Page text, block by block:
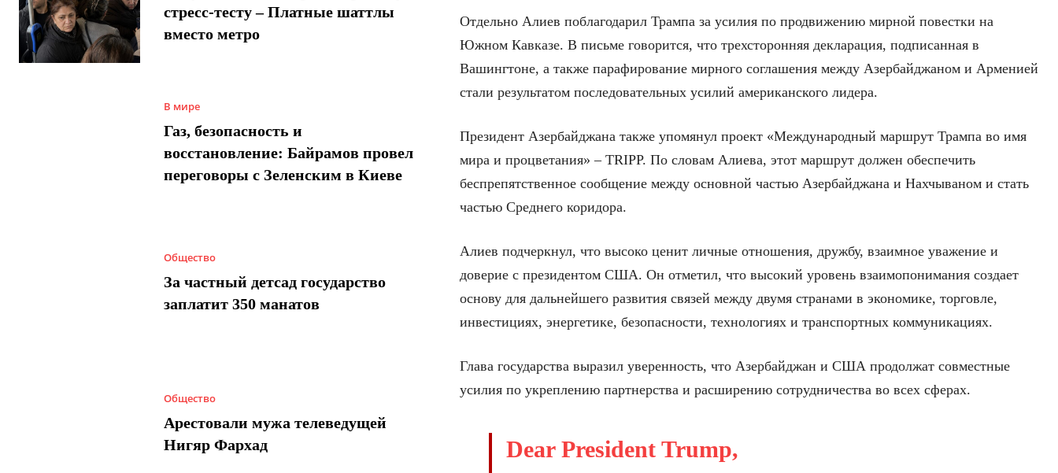
стресс-тесту – Платные шаттлы
вместо метро
В мире
Газ, безопасность и
восстановление: Байрамов провел
переговоры с Зеленским в Киеве
Общество
За частный детсад государство
заплатит 350 манатов
Общество
Арестовали мужа телеведущей
Нигяр Фархад
Отдельно Алиев поблагодарил Трампа за усилия по продвижению мирной повестки на
Южном Кавказе. В письме говорится, что трехсторонняя декларация, подписанная в
Вашингтоне, а также парафирование мирного соглашения между Азербайджаном и Арменией
стали результатом последовательных усилий американского лидера.
Президент Азербайджана также упомянул проект «Международный маршрут Трампа во имя
мира и процветания» – TRIPP. По словам Алиева, этот маршрут должен обеспечить
беспрепятственное сообщение между основной частью Азербайджана и Нахчываном и стать
частью Среднего коридора.
Алиев подчеркнул, что высоко ценит личные отношения, дружбу, взаимное уважение и
доверие с президентом США. Он отметил, что высокий уровень взаимопонимания создает
основу для дальнейшего развития связей между двумя странами в экономике, торговле,
инвестициях, энергетике, безопасности, технологиях и транспортных коммуникациях.
Глава государства выразил уверенность, что Азербайджан и США продолжат совместные
усилия по укреплению партнерства и расширению сотрудничества во всех сферах.
Dear President Trump,